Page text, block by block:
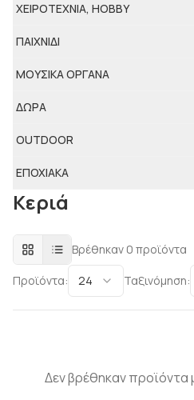
ΧΕΙΡΟΤΕΧΝΙΑ, HOBBY
ΠΑΙΧΝΙΔΙ
ΜΟΥΣΙΚΑ ΟΡΓΑΝΑ
ΔΩΡΑ
ΟUTDOOR
ΕΠΟΧΙΑΚΑ
Κεριά
Βρέθηκαν 0 προϊόντα
Προϊόντα: 24 Ταξινόμηση:
Δεν βρέθηκαν προϊόντα